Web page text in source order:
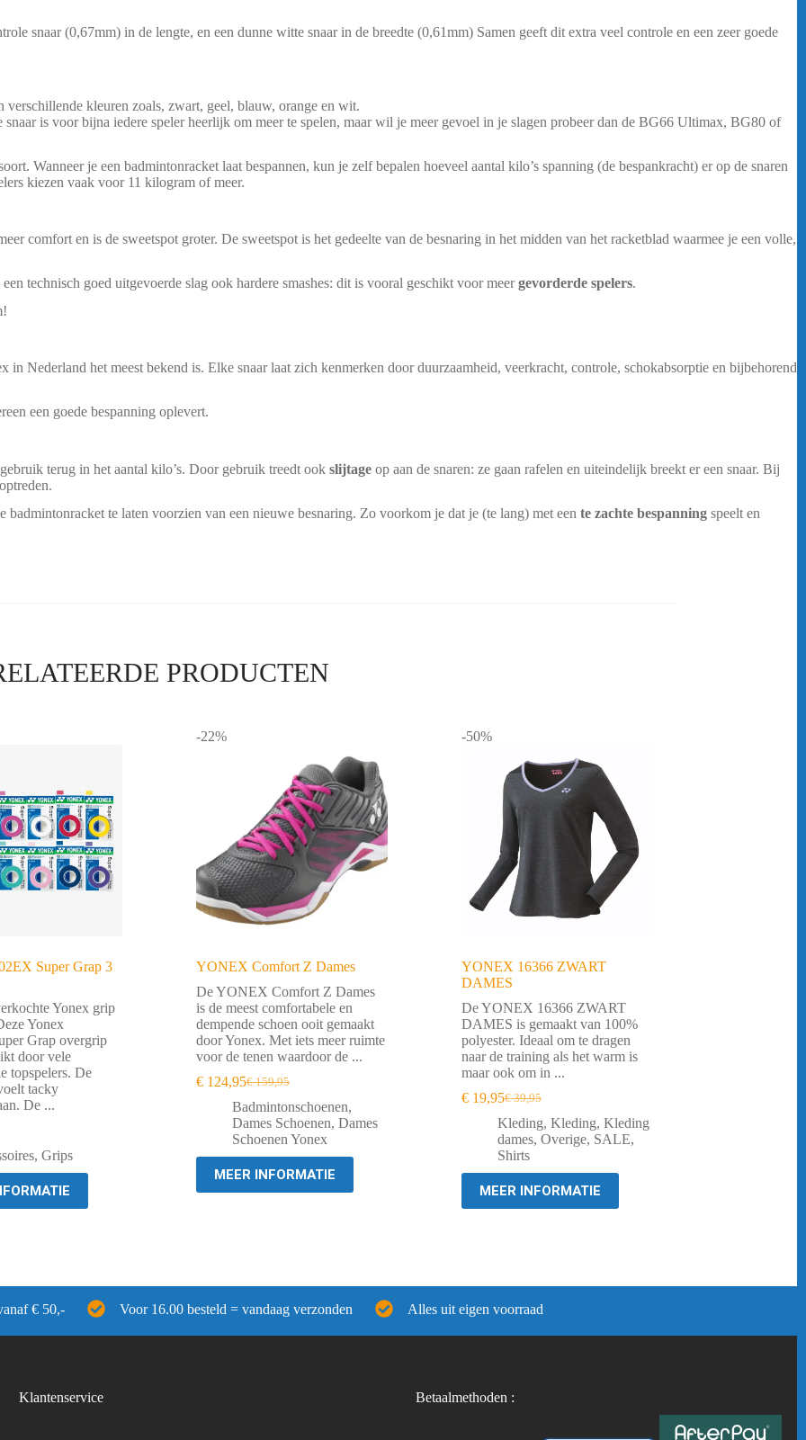
snaar (0,67mm) in de lengte, en een dunne witte snaar in de breedte (0,61mm) Samen geeft dit extra veel controle en een zeer goede
verschillende kleuren zoals, zwart, geel, blauw, orange en wit.
is voor bijna iedere speler heerlijk om meer te spelen, maar wil je meer gevoel in je slagen probeer dan de BG66 Ultimax, BG80 of
Wanneer je een badmintonracket laat bespannen, kun je zelf bepalen hoeveel aantal kilo’s spanning (de bespankracht) er op de snaren
kiezen vaak voor 11 kilogram of meer.
comfort en is de sweetspot groter. De sweetspot is het gedeelte van de besnaring in het midden van het racketblad waarmee je een volle,
technisch goed uitgevoerde slag ook hardere smashes: dit is vooral geschikt voor meergevorderde spelers.
Nederland het meest bekend is. Elke snaar laat zich kenmerken door duurzaamheid, veerkracht, controle, schokabsorptie en bijbehorend
een goede bespanning oplevert.
terug in het aantal kilo’s. Door gebruik treedt ook slijtage op aan de snaren: ze gaan rafelen en uiteindelijk breekt er een snaar. Bij
te laten voorzien van een nieuwe besnaring. Zo voorkom je dat je (te lang) met een te zachte bespanning speelt en
PRODUCTEN
Super Grap 3
Yonex grip
Yonex
Grap overgrip
door vele
topspelers. De
tacky
De ...
, Grips
-22%
YONEX Comfort Z Dames
De YONEX Comfort Z Dames
is de meest comfortabele en
dempende schoen ooit gemaakt
door Yonex. Met iets meer ruimte
voor de tenen waardoor de ...
€159,95
Oorspronkelijke
prijs
was:
€ 159,95.
€124,95Huidige
prijs
is:
€ 124,95.
Badmintonschoenen,
Dames Schoenen, Dames
Schoenen Yonex
MEER INFORMATIE
-50%
YONEX 16366 ZWART
DAMES
De YONEX 16366 ZWART
DAMES is gemaakt van 100%
polyester. Ideaal om te dragen
naar de training als het warm is
maar ook om in ...
€39,95
Oorspronkelijke
prijs
was:
€ 39,95.
€19,95Huidige
prijs
is:
€ 19,95.
Kleding, Kleding, Kleding
dames, Overige, SALE,
Shirts
MEER INFORMATIE
€ 50,- Voor 16.00 besteld = vandaag verzonden Alles uit eigen voorraad
Klantenservice Betaalmethoden :